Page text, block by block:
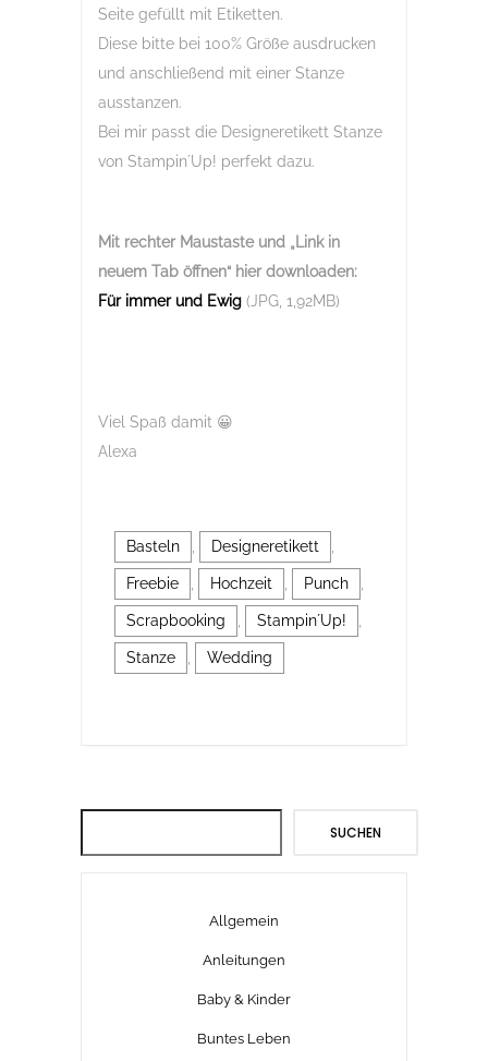
Seite gefüllt mit Etiketten.
Diese bitte bei 100% Größe ausdrucken
und anschließend mit einer Stanze
ausstanzen.
Bei mir passt die Designeretikett Stanze
von Stampin´Up! perfekt dazu.
Mit rechter Maustaste und „Link in
neuem Tab öffnen“ hier downloaden:
Für immer und Ewig (JPG, 1,92MB)
Viel Spaß damit 😀
Alexa
Basteln Designeretikett
Freebie Hochzeit Punch
Scrapbooking Stampin´Up!
Stanze Wedding
SUCHEN
Allgemein
Anleitungen
Baby & Kinder
Buntes Leben